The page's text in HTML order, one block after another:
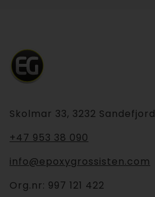
Skolmar 33, 3232 Sandefjord
+47 953 38 090
info@epoxygrossisten.com
Org.nr: 997 121 422